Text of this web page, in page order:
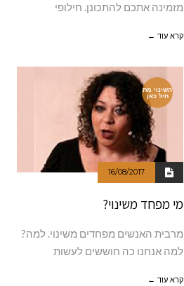
מזמינה אתכם להתכונן. חילופי
קרא עוד ←
השינוי מת
חיל כאן
16/08/2017
מי מפחד משינוי?
מרבית האנשים מפחדים משינוי. למה?
למה אנחנו כה חוששים לעשות
קרא עוד ←